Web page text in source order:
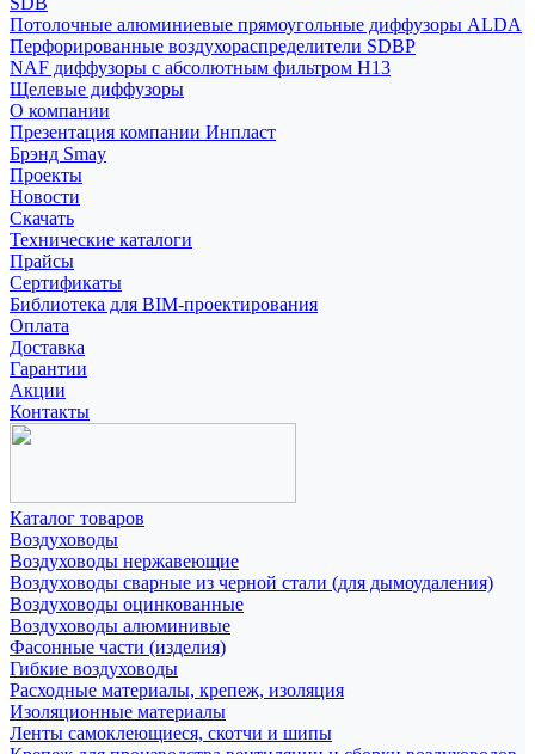
Потолочные алюминиевые прямоугольные диффузоры ALDA
Перфорированные воздухораспределители SDBP
NAF диффузоры с абсолютным фильтром Н13
Щелевые диффузоры
О компании
Презентация компании Инпласт
Брэнд Smay
Проекты
Новости
Скачать
Технические каталоги
Прайсы
Сертификаты
Библиотека для BIM-проектирования
Оплата
Доставка
Гарантии
Акции
Контакты
Каталог товаров
Воздуховоды
Воздуховоды нержавеющие
Воздуховоды сварные из черной стали (для дымоудаления)
Воздуховоды оцинкованные
Воздуховоды алюминивые
Фасонные части (изделия)
Гибкие воздуховоды
Расходные материалы, крепеж, изоляция
Изоляционные материалы
Ленты самоклеющиеся, скотчи и шипы